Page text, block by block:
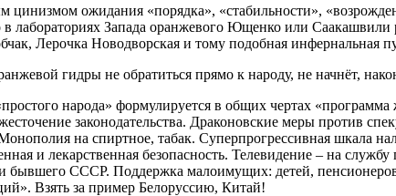
цинизмом ожидания «порядка», «стабильности»,
лабораториях Запада оранжевого Ющенко или
Лерочка Новодворская и тому подобная инфернальная
гидры не обратиться прямо к народу, не начнёт,
народа» формулируется в общих чертах
законодательства. Драконовские меры против
на спиртное, табак. Суперпрогрессивная шкала
и лекарственная безопасность. Телевидение – на
бывшего СССР. Поддержка малоимущих: детей,
Взять за пример Белоруссию, Китай!